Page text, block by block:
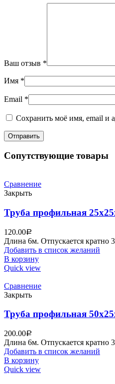
Ваш отзыв *
Имя *
Email *
Сохранить моё имя, email и
Сопутствующие товары
Сравнение
Закрыть
Труба профильная
120.00Р
Длина 6м. Отпускается кратно
Добавить в список желаний
В корзину
Quick view
Сравнение
Закрыть
Труба профильная
200.00Р
Длина 6м. Отпускается кратно
Добавить в список желаний
В корзину
Quick view